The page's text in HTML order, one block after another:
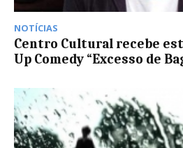
NOTÍCIAS
Centro Cultural recebe
Up Comedy “Excesso de